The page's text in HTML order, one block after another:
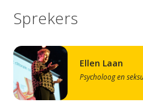
Sprekers
Ellen Laan
Psycholoog en